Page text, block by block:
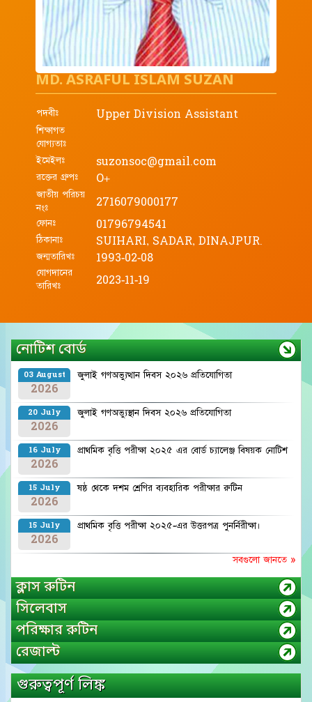
MD. ASRAFUL ISLAM SUZAN
পদবীঃ
Upper Division Assistant
শিক্ষাগত
যোগ্যতাঃ
ইমেইলঃ
suzonsoc@gmail.com
রক্তের গ্রুপঃ
O+
জাতীয় পরিচয়
নংঃ
2716079000177
ফোনঃ
01796794541
ঠিকানাঃ
SUIHARI, SADAR, DINAJPUR.
জন্মতারিখঃ
1993-02-08
যোগদানের
তারিখঃ
2023-11-19
নোটিশ বোর্ড
03 August
2026
জুলাই গণঅভ্যুত্থান দিবস ২০২৬ প্রতিযোগিতা
20 July
2026
জুলাই গণঅভ্যুস্থান দিবস ২০২৬ প্রতিযোগিতা
16 July
2026
প্রাথমিক বৃত্তি পরীক্ষা ২০২৫ এর বোর্ড চ্যালেঞ্জ বিষয়ক নোটিশ
15 July
2026
ষষ্ঠ থেকে দশম শ্রেণির ব্যবহারিক পরীক্ষার রুটিন
15 July
2026
প্রাথমিক বৃত্তি পরীক্ষা ২০২৫-এর উত্তরপত্র পুনর্নিরীক্ষা।
সবগুলো জানতে »
ক্লাস রুটিন
সিলেবাস
পরিক্ষার রুটিন
রেজাল্ট
গুরুত্বপূর্ণ লিঙ্ক